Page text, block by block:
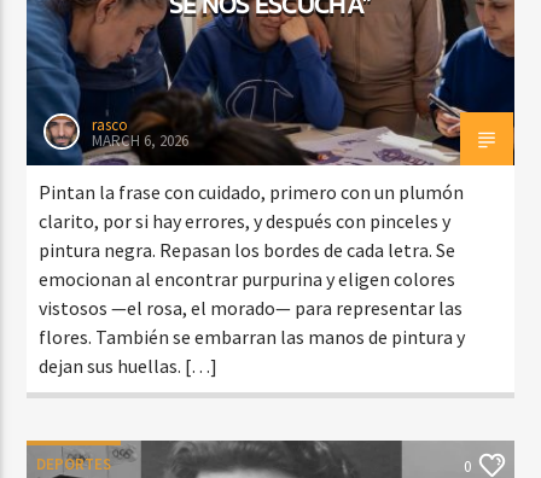
rasco
MARCH 6, 2026
Pintan la frase con cuidado, primero con un plumón
clarito, por si hay errores, y después con pinceles y
pintura negra. Repasan los bordes de cada letra. Se
emocionan al encontrar purpurina y eligen colores
vistosos —el rosa, el morado— para representar las
flores. También se embarran las manos de pintura y
dejan sus huellas. […]
DEPORTES 0